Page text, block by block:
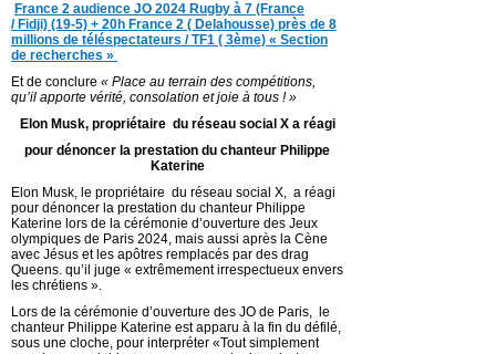
France 2 audience JO 2024 Rugby à 7 (France
/ Fidji) (19-5) + 20h France 2 ( Delahousse) près de 8
millions de téléspectateurs / TF1 ( 3ème) « Section
de recherches »
Et de conclure « Place au terrain des compétitions,
qu’il apporte vérité, consolation et joie à tous ! »
Elon Musk, propriétaire du réseau social X a réagi
pour dénoncer la prestation du chanteur Philippe
Katerine
Elon Musk, le propriétaire du réseau social X, a réagi
pour dénoncer la prestation du chanteur Philippe
Katerine lors de la cérémonie d’ouverture des Jeux
olympiques de Paris 2024, mais aussi après la Cène
avec Jésus et les apôtres remplacés par des drag
Queens. qu’il juge « extrêmement irrespectueux envers
les chrétiens ».
Lors de la cérémonie d’ouverture des JO de Paris, le
chanteur Philippe Katerine est apparu à la fin du défilé,
sous une cloche, pour interpréter «Tout simplement